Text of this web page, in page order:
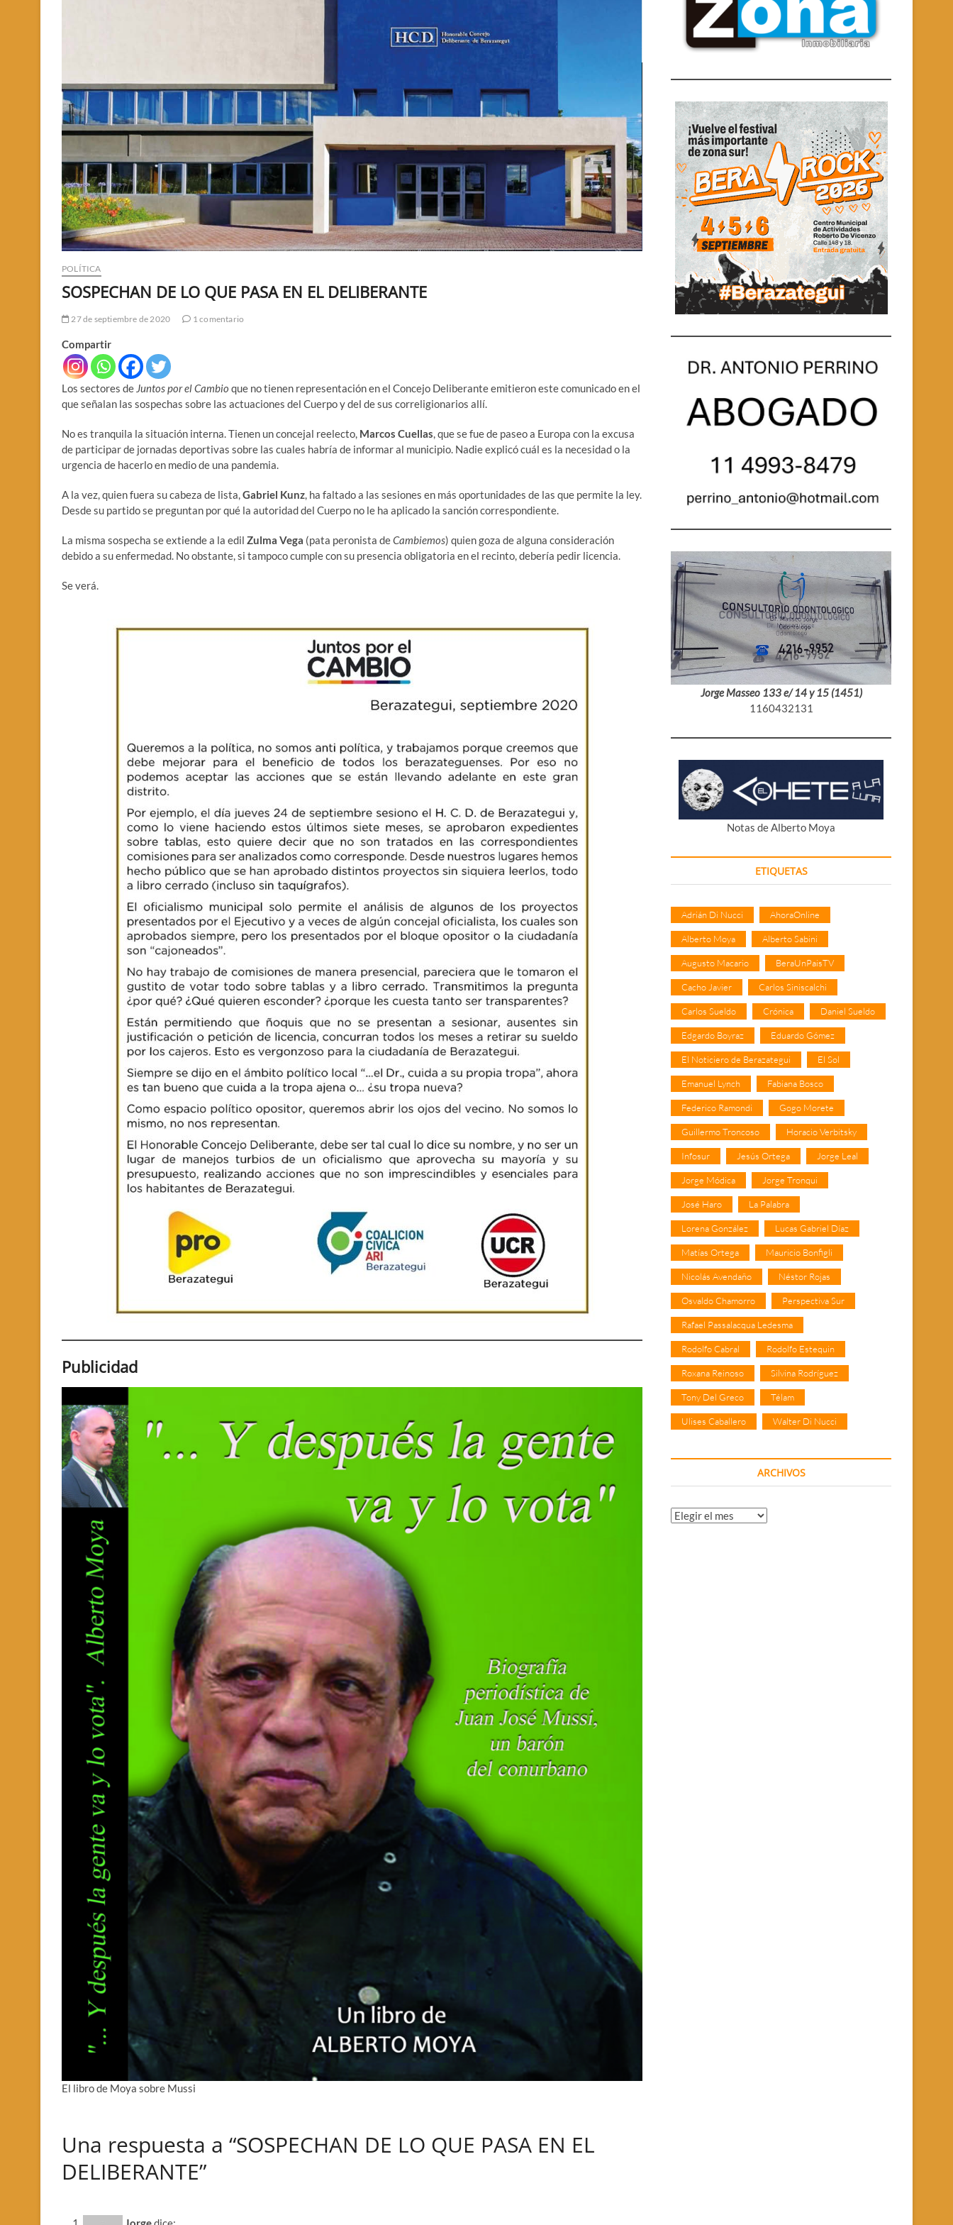
POLÍTICA
SOSPECHAN DE LO QUE PASA EN EL DELIBERANTE
27 de septiembre de 2020 1 comentario
Compartir
Los sectores de Juntos por el Cambio que no tienen representación en el Concejo Deliberante emitieron este comunicado en el
que señalan las sospechas sobre las actuaciones del Cuerpo y del de sus correligionarios allí.
No es tranquila la situación interna. Tienen un concejal reelecto, Marcos Cuellas, que se fue de paseo a Europa con la excusa
de participar de jornadas deportivas sobre las cuales habría de informar al municipio. Nadie explicó cuál es la necesidad o la
urgencia de hacerlo en medio de una pandemia.
A la vez, quien fuera su cabeza de lista,Gabriel Kunz, ha faltado a las sesiones en más oportunidades de las que permite la ley.
Desde su partido se preguntan por qué la autoridad del Cuerpo no le ha aplicado la sanción correspondiente.
La misma sospecha se extiende a la edil Zulma Vega (pata peronista deCambiemos) quien goza de alguna consideración
debido a su enfermedad. No obstante, si tampoco cumple con su presencia obligatoria en el recinto, debería pedir licencia.
Se verá.
Publicidad
El libro de Moya sobre Mussi
Una respuesta a “SOSPECHAN DE LO QUE PASA EN EL
DELIBERANTE”
Jorge Masseo 133 e/ 14 y 15 (1451)
1160432131
Notas de Alberto Moya
ETIQUETAS
Adrián Di Nucci AhoraOnline
Alberto Moya Alberto Sabini
Augusto Macario BeraUnPaisTV
Cacho Javier Carlos Siniscalchi
Carlos Sueldo Crónica Daniel Sueldo
Edgardo Boyraz Eduardo Gómez
El Noticiero de Berazategui El Sol
Emanuel Lynch Fabiana Bosco
Federico Ramondi Gogo Morete
Guillermo Troncoso Horacio Verbitsky
Infosur Jesús Ortega Jorge Leal
Jorge Módica Jorge Tronqui
José Haro La Palabra
Lorena González Lucas Gabriel Díaz
Matías Ortega Mauricio Bonfigli
Nicolás Avendaño Néstor Rojas
Osvaldo Chamorro Perspectiva Sur
Rafael Passalacqua Ledesma
Rodolfo Cabral Rodolfo Estequin
Roxana Reinoso Silvina Rodríguez
Tony Del Greco Télam
Ulises Caballero Walter Di Nucci
ARCHIVOS
Archivos